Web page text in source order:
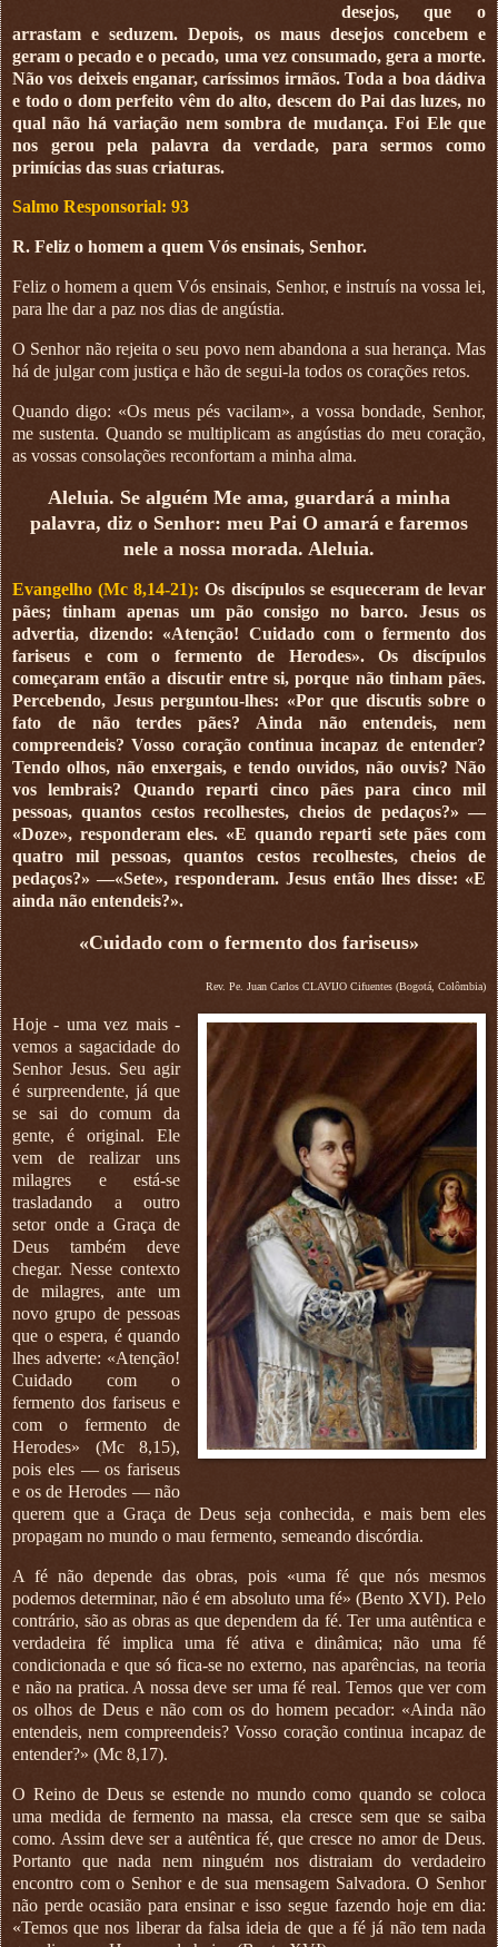
desejos, que o
arrastam e seduzem. Depois, os maus desejos concebem e
geram o pecado e o pecado, uma vez consumado, gera a morte.
Não vos deixeis enganar, caríssimos irmãos. Toda a boa dádiva
e todo o dom perfeito vêm do alto, descem do Pai das luzes, no
qual não há variação nem sombra de mudança. Foi Ele que
nos gerou pela palavra da verdade, para sermos como
primícias das suas criaturas.
Salmo Responsorial: 93
R. Feliz o homem a quem Vós ensinais, Senhor.
Feliz o homem a quem Vós ensinais, Senhor, e instruís na vossa lei,
para lhe dar a paz nos dias de angústia.
O Senhor não rejeita o seu povo nem abandona a sua herança. Mas
há de julgar com justiça e hão de segui-la todos os corações retos.
Quando digo: «Os meus pés vacilam», a vossa bondade, Senhor,
me sustenta. Quando se multiplicam as angústias do meu coração,
as vossas consolações reconfortam a minha alma.
Aleluia. Se alguém Me ama, guardará a minha
palavra, diz o Senhor: meu Pai O amará e faremos
nele a nossa morada. Aleluia.
Evangelho (Mc 8,14-21):Os discípulos se esqueceram de levar
pães; tinham apenas um pão consigo no barco. Jesus os
advertia, dizendo: «Atenção! Cuidado com o fermento dos
fariseus e com o fermento de Herodes». Os discípulos
começaram então a discutir entre si, porque não tinham pães.
Percebendo, Jesus perguntou-lhes: «Por que discutis sobre o
fato de não terdes pães? Ainda não entendeis, nem
compreendeis? Vosso coração continua incapaz de entender?
Tendo olhos, não enxergais, e tendo ouvidos, não ouvis? Não
vos lembrais? Quando reparti cinco pães para cinco mil
pessoas, quantos cestos recolhestes, cheios de pedaços?» —
«Doze», responderam eles. «E quando reparti sete pães com
quatro mil pessoas, quantos cestos recolhestes, cheios de
pedaços?» —«Sete», responderam. Jesus então lhes disse: «E
ainda não entendeis?».
«Cuidado com o fermento dos fariseus»
Rev. Pe. Juan Carlos CLAVIJO Cifuentes (Bogotá, Colômbia)
Hoje - uma vez mais -
vemos a sagacidade do
Senhor Jesus. Seu agir
é surpreendente, já que
se sai do comum da
gente, é original. Ele
vem de realizar uns
milagres e está-se
trasladando a outro
setor onde a Graça de
Deus também deve
chegar. Nesse contexto
de milagres, ante um
novo grupo de pessoas
que o espera, é quando
lhes adverte: «Atenção!
Cuidado com o
fermento dos fariseus e
com o fermento de
Herodes» (Mc 8,15),
pois eles — os fariseus
e os de Herodes — não
querem que a Graça de Deus seja conhecida, e mais bem eles
propagam no mundo o mau fermento, semeando discórdia.
A fé não depende das obras, pois «uma fé que nós mesmos
podemos determinar, não é em absoluto uma fé» (Bento XVI). Pelo
contrário, são as obras as que dependem da fé. Ter uma autêntica e
verdadeira fé implica uma fé ativa e dinâmica; não uma fé
condicionada e que só fica-se no externo, nas aparências, na teoria
e não na pratica. A nossa deve ser uma fé real. Temos que ver com
os olhos de Deus e não com os do homem pecador: «Ainda não
entendeis, nem compreendeis? Vosso coração continua incapaz de
entender?» (Mc 8,17).
O Reino de Deus se estende no mundo como quando se coloca
uma medida de fermento na massa, ela cresce sem que se saiba
como. Assim deve ser a autêntica fé, que cresce no amor de Deus.
Portanto que nada nem ninguém nos distraiam do verdadeiro
encontro com o Senhor e de sua mensagem Salvadora. O Senhor
não perde ocasião para ensinar e isso segue fazendo hoje em dia:
«Temos que nos liberar da falsa ideia de que a fé já não tem nada